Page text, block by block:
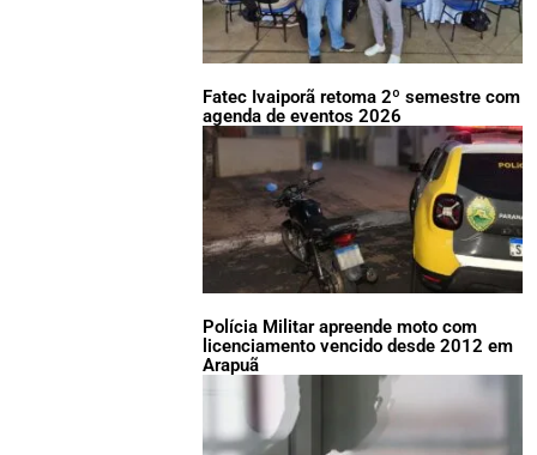
Fatec Ivaiporã retoma 2º semestre com
agenda de eventos 2026
Polícia Militar apreende moto com
licenciamento vencido desde 2012 em
Arapuã